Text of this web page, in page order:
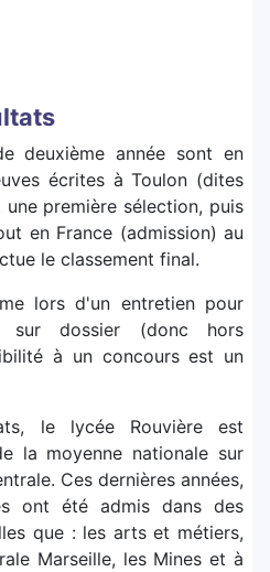
deuxième année sont en
écrites à Toulon (dites
première sélection, puis
en France (admission) au
le classement final.
lors d'un entretien pour
sur dossier (donc hors
à un concours est un
le lycée Rouvière est
la moyenne nationale sur
Ces dernières années,
ont été admis dans des
que : les arts et métiers,
Marseille, les Mines et à